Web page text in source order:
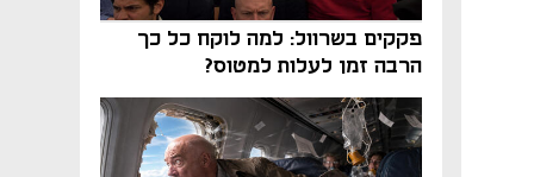
פקקים בשרוול: למה לוקח כל כך
הרבה זמן לעלות למטוס?